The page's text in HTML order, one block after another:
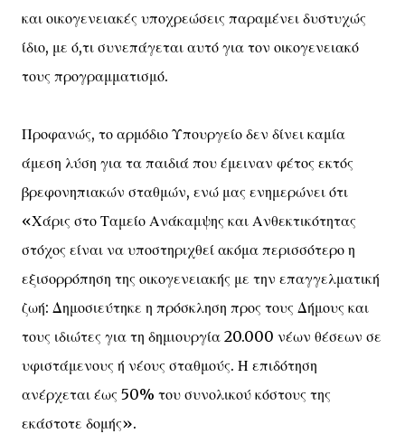
και οικογενειακές υποχρεώσεις παραμένει δυστυχώς
ίδιο, με ό,τι συνεπάγεται αυτό για τον οικογενειακό
τους προγραμματισμό.
Προφανώς, το αρμόδιο Υπουργείο δεν δίνει καμία
άμεση λύση για τα παιδιά που έμειναν φέτος εκτός
βρεφονηπιακών σταθμών, ενώ μας ενημερώνει ότι
«Χάρις στο Ταμείο Ανάκαμψης και Ανθεκτικότητας
στόχος είναι να υποστηριχθεί ακόμα περισσότερο η
εξισορρόπηση της οικογενειακής με την επαγγελματική
ζωή: Δημοσιεύτηκε η πρόσκληση προς τους Δήμους και
τους ιδιώτες για τη δημιουργία 20.000 νέων θέσεων σε
υφιστάμενους ή νέους σταθμούς. Η επιδότηση
ανέρχεται έως 50% του συνολικού κόστους της
εκάστοτε δομής».